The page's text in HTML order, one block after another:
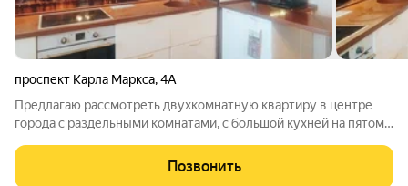
проспект Карла Маркса,4А
Предлагаю рассмотреть двухкомнатную квартиру в центре
города с раздельными комнатами, с большой кухней на пятом
вся мебель и техника. Квартира уютная, светлая, теплая, окна
евро, балкон
Позвонить